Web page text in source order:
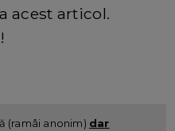
acest articol.
(ramâi anonim) dar